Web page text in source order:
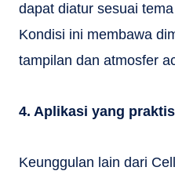
dapat diatur sesuai
Kondisi ini membawa
tampilan dan atmosfer
4. Aplikasi yang
Keunggulan lain dari